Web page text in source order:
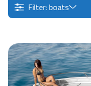
Filter: boats